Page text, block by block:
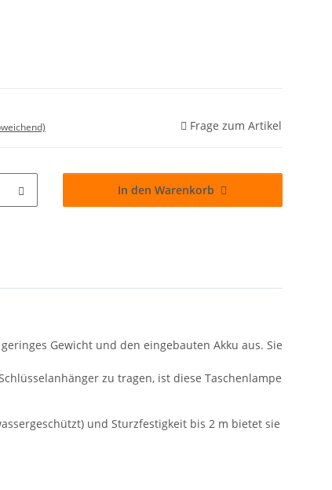
Frage zum Artikel
In den Warenkorb
Gewicht und den eingebauten Akku aus. Sie
zu tragen, ist diese Taschenlampe
und Sturzfestigkeit bis 2 m bietet sie